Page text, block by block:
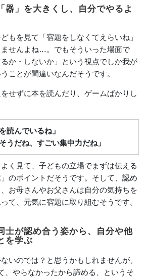
器」を大きくし、自分でやるよ
もを見て「宿題をしなくてえらいね」
せんよね…。でもそういった場面で
か・しないか」という視点でしか我が
ことが間違いなんだそうです。
せずに本を読んだり、ゲームばかりし
読んでいるね」
うだね、すごい集中力だね」
く見て、子どもの立場でまずは伝える
のポイントだそうです。そして、認め
お母さんやお父さんは自分の気持ちを
て、元気に宿題に取り組むそうです。
士が認め合う姿から、自分や他
を学ぶ
いのでは？と思うかもしれませんが、
、やらなかったから諦める、というそ